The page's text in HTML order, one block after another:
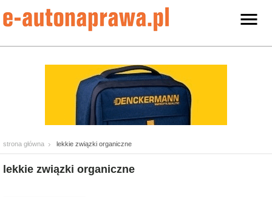
strona główna lekkie związki organiczne
lekkie związki organiczne